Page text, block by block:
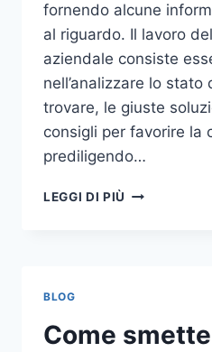
fornendo alcune
al riguardo. Il lavoro
aziendale consiste
nell’analizzare lo stato
trovare, le giuste
consigli per favorire la
prediligendo…
LEGGI DI PIÙ IL
BLOG
Come